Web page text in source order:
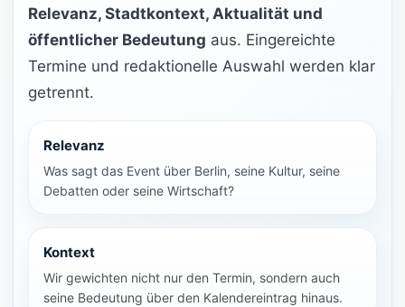
Relevanz, Stadtkontext, Aktualität und
öffentlicher Bedeutung aus. Eingereichte
Termine und redaktionelle Auswahl werden klar
getrennt.
Relevanz
Was sagt das Event über Berlin, seine Kultur, seine
Debatten oder seine Wirtschaft?
Kontext
Wir gewichten nicht nur den Termin, sondern auch
seine Bedeutung über den Kalendereintrag hinaus.